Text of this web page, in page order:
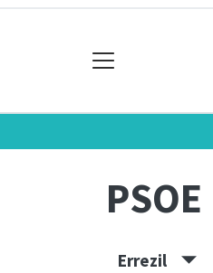
PSOE
Errezil